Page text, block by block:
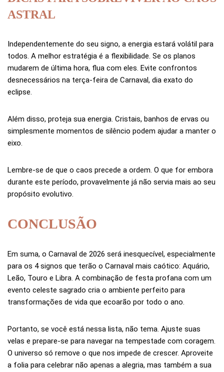
ASTRAL
Independentemente do seu signo, a energia estará volátil para
todos. A melhor estratégia é a flexibilidade. Se os planos
mudarem de última hora, flua com eles. Evite confrontos
desnecessários na terça-feira de Carnaval, dia exato do
eclipse.
Além disso, proteja sua energia. Cristais, banhos de ervas ou
simplesmente momentos de silêncio podem ajudar a manter o
eixo.
Lembre-se de que o caos precede a ordem. O que for embora
durante este período, provavelmente já não servia mais ao seu
propósito evolutivo.
CONCLUSÃO
Em suma, o Carnaval de 2026 será inesquecível, especialmente
para os 4 signos que terão o Carnaval mais caótico: Aquário,
Leão, Touro e Libra. A combinação de festa profana com um
evento celeste sagrado cria o ambiente perfeito para
transformações de vida que ecoarão por todo o ano.
Portanto, se você está nessa lista, não tema. Ajuste suas
velas e prepare-se para navegar na tempestade com coragem.
O universo só remove o que nos impede de crescer. Aproveite
a folia para celebrar não apenas a alegria, mas também a sua